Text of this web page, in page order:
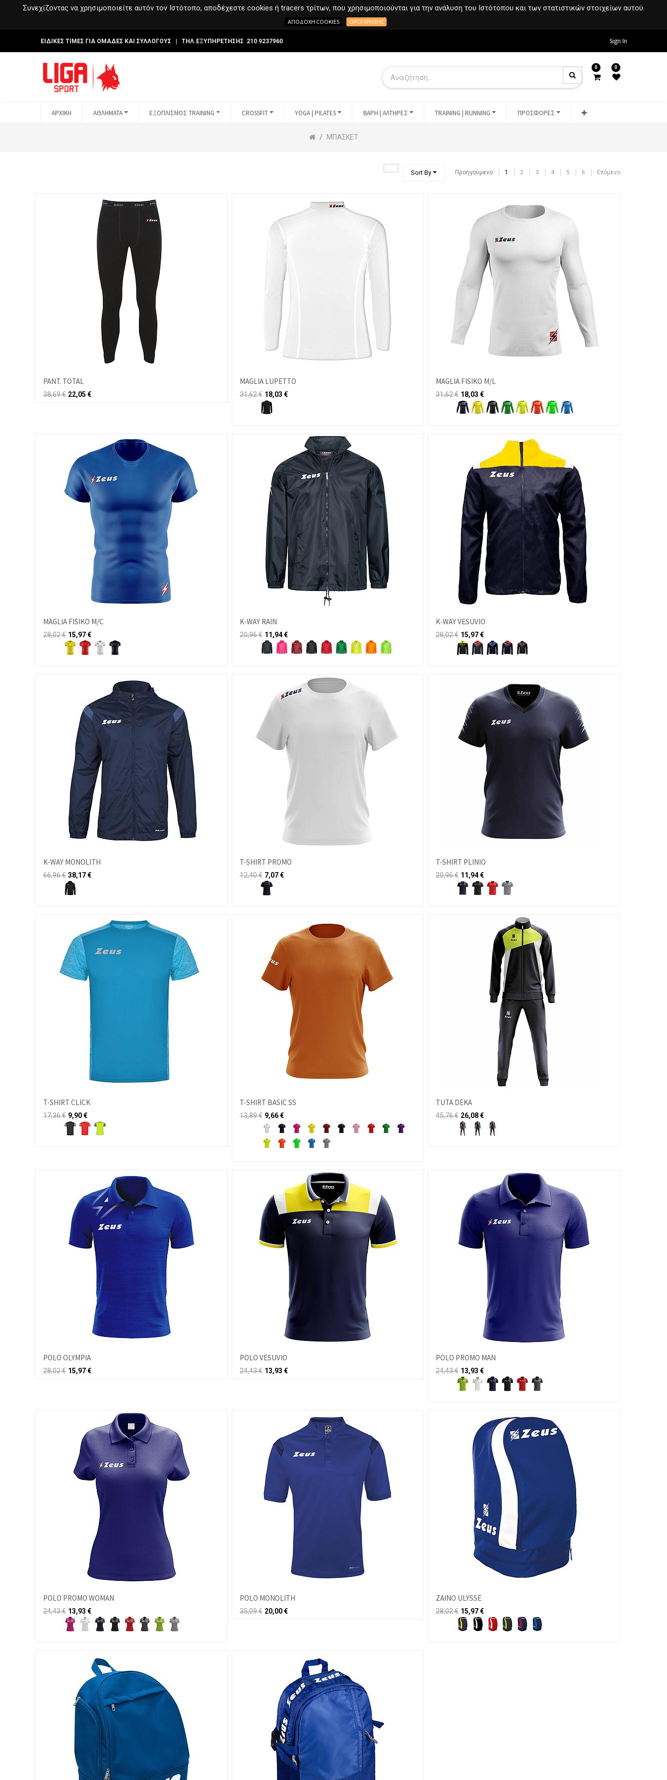
Συνεχίζοντας να χρησιμοποιείτε αυτόν τον Ιστότοπο, αποδέχεστε cookies ή tracers τρίτων, που χρησιμοποιούνται για την ανάλυση του Ιστότοπου και των στατιστικών στοιχείων αυτού.
ΑΠΟΔΟΧΉ COOKIES ΌΡΟΙ ΧΡΉΣΗΣ
ΕΙΔΙΚΕΣ ΤΙΜΕΣ ΓΙΑ ΟΜΑΔΕΣ ΚΑΙ ΣΥΛΛΟΓΟΥΣ | ΤΗΛ.ΕΞΥΠΗΡΕΤΗΣΗΣ 210 9237960 Sign In
0 0
ΑΡΧΙΚΗ ΑΘΛΗΜΑΤΑ ΕΞΟΠΛΙΣΜΟΣ TRAINING CROSSFIT YOGA | PILATES ΒΑΡΗ | ΑΛΤΗΡΕΣ TRAINING | RUNNING ΠΡΟΣΦΟΡΕΣ
ΜΠΑΣΚΕΤ
Προηγούμενο 1 2 3 4 5 6 Επόμενο
Sort By
PANT. TOTAL
38,69€ 22,05 €
MAGLIA LUPETTO
31,62€ 18,03 €
MAGLIA FISIKO M/L
31,62€ 18,03 €
MAGLIA FISIKO M/C
28,02€ 15,97€
K-WAY RAIN
20,96€ 11,94€
K-WAY VESUVIO
28,02€ 15,97€
K-WAY MONOLITH
66,96€ 38,17€
T-SHIRT PROMO
12,40€ 7,07€
T-SHIRT PLINIO
20,96€ 11,94€
T-SHIRT CLICK
17,36€ 9,90€
T-SHIRT BASIC SS
13,89€ 9,66€
TUTA DEKA
45,76€ 26,08€
POLO OLYMPIA
28,02€ 15,97€
POLO VESUVIO
24,43€ 13,93 €
POLO PROMO MAN
24,43€ 13,93 €
POLO PROMO WOMAN
24,43€ 13,93 €
POLO MONOLITH
35,09€ 20,00€
ZAINO ULYSSE
28,02€ 15,97€